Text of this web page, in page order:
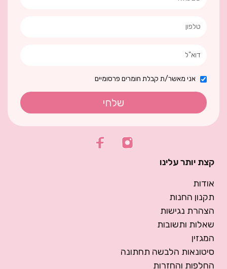
אני מאשר/ת קבלת חומרים פרסומיים
שלחי
קצת יותר עלינו
אודות
תקנון החנות
הצהרת נגישות
שאלות ותשובות
המגזין
סיטונאות הלבשה תחתונה
החלפות והחזרות